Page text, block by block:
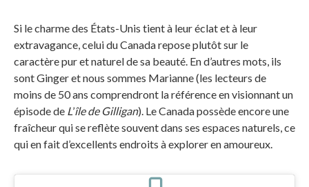
Si le charme des États-Unis tient à leur éclat et à leur
extravagance, celui du Canada repose plutôt sur le
caractère pur et naturel de sa beauté. En d’autres mots, ils
sont Ginger et nous sommes Marianne (les lecteurs de
moins de 50 ans comprendront la référence en visionnant un
épisode de L’île de Gilligan). Le Canada possède encore une
fraîcheur qui se reflète souvent dans ses espaces naturels, ce
qui en fait d’excellents endroits à explorer en amoureux.